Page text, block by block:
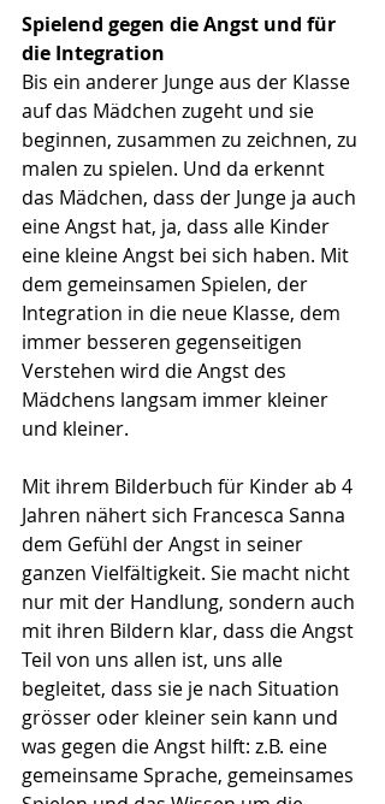
Spielend gegen die Angst und für
die Integration
Bis ein anderer Junge aus der Klasse
auf das Mädchen zugeht und sie
beginnen, zusammen zu zeichnen, zu
malen zu spielen. Und da erkennt
das Mädchen, dass der Junge ja auch
eine Angst hat, ja, dass alle Kinder
eine kleine Angst bei sich haben. Mit
dem gemeinsamen Spielen, der
Integration in die neue Klasse, dem
immer besseren gegenseitigen
Verstehen wird die Angst des
Mädchens langsam immer kleiner
und kleiner.
Mit ihrem Bilderbuch für Kinder ab 4
Jahren nähert sich Francesca Sanna
dem Gefühl der Angst in seiner
ganzen Vielfältigkeit. Sie macht nicht
nur mit der Handlung, sondern auch
mit ihren Bildern klar, dass die Angst
Teil von uns allen ist, uns alle
begleitet, dass sie je nach Situation
grösser oder kleiner sein kann und
was gegen die Angst hilft: z.B. eine
gemeinsame Sprache, gemeinsames